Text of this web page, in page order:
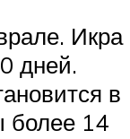
Икра
дней.
в
более 14